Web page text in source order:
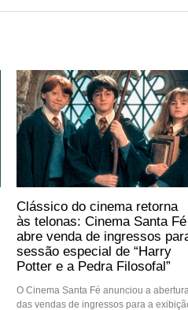
Clássico do cinema retorna
às telonas: Cinema Santa Fé
abre venda de ingressos
sessão especial de “Harry
Potter e a Pedra Filosofal”
O Cinema Santa Fé anunciou a
das vendas de ingressos para a